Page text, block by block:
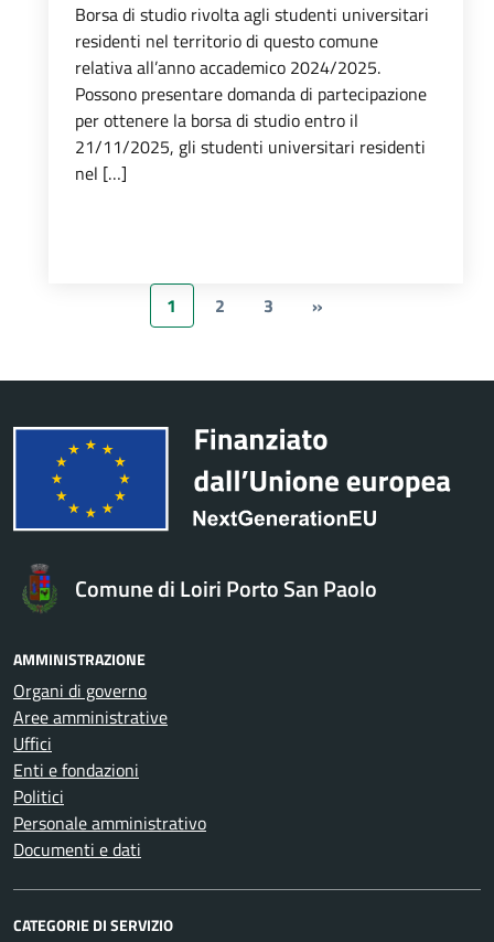
Borsa di studio rivolta agli studenti universitari
residenti nel territorio di questo comune
relativa all’anno accademico 2024/2025.
Possono presentare domanda di partecipazione
per ottenere la borsa di studio entro il
21/11/2025, gli studenti universitari residenti
nel […]
1 2 3 »
Comune di Loiri Porto San Paolo
AMMINISTRAZIONE
Organi di governo
Aree amministrative
Uffici
Enti e fondazioni
Politici
Personale amministrativo
Documenti e dati
CATEGORIE DI SERVIZIO